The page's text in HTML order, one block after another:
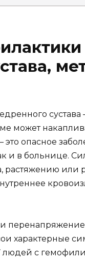
может
это опасное
и в больнице.
растяжению или
характерные
людей с